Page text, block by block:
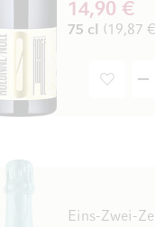
14,90 €
75 cl (19,87
Eins-Zwei-